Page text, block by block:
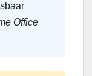
Office